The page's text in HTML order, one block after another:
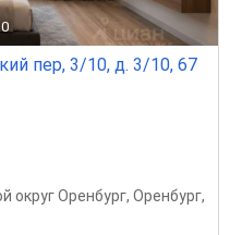
пер, 3/10, д. 3/10, 67
округ Оренбург, Оренбург,